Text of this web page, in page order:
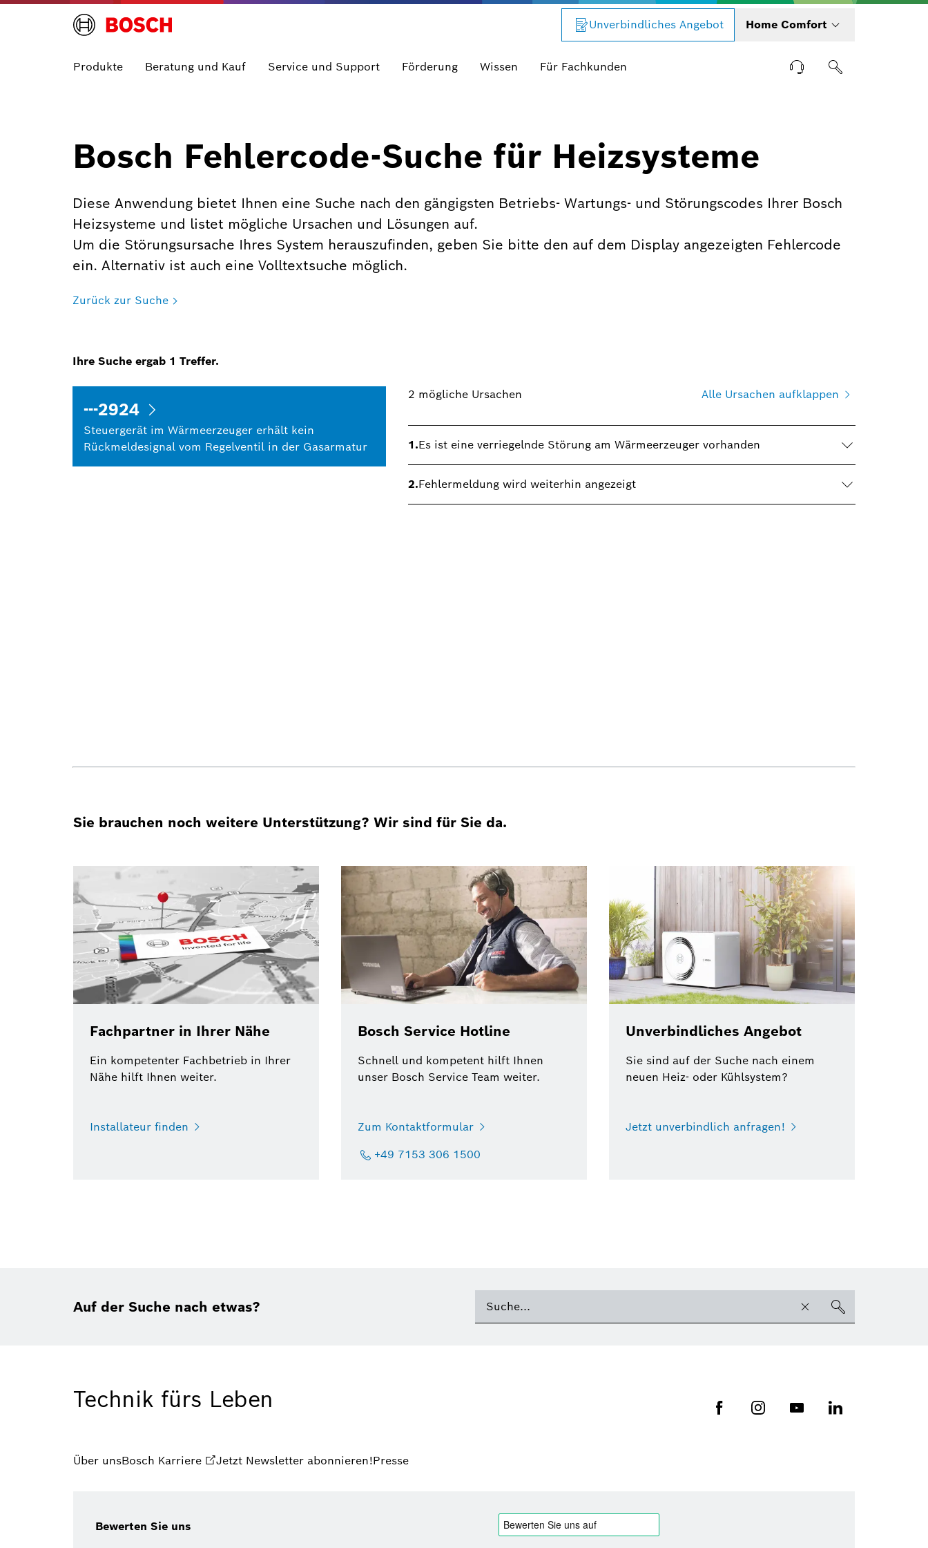
Unverbindliches Angebot Home Comfort
Produkte Beratung und Kauf Service und Support Förderung Wissen Für Fachkunden
Bosch Fehlercode-Suche für Heizsysteme
Diese Anwendung bietet Ihnen eine Suche nach den gängigsten Betriebs- Wartungs- und Störungscodes Ihrer Bosch
Heizsysteme und listet mögliche Ursachen und Lösungen auf.
Um die Störungsursache Ihres System herauszufinden, geben Sie bitte den auf dem Display angezeigten Fehlercode
ein. Alternativ ist auch eine Volltextsuche möglich.
Zurück zur Suche
Ihre Suche ergab 1 Treffer.
---2924
Steuergerät im Wärmeerzeuger erhält kein
Rückmeldesignal vom Regelventil in der Gasarmatur
2 mögliche Ursachen Alle Ursachen aufklappen
1.Es ist eine verriegelnde Störung am Wärmeerzeuger vorhanden
2.Fehlermeldung wird weiterhin angezeigt
Sie brauchen noch weitere Unterstützung? Wir sind für Sie da.
Fachpartner in Ihrer Nähe
Ein kompetenter Fachbetrieb in Ihrer
Nähe hilft Ihnen weiter.
Installateur finden
Bosch Service Hotline
Schnell und kompetent hilft Ihnen
unser Bosch Service Team weiter.
Zum Kontaktformular
+49 7153 306 1500
Unverbindliches Angebot
Sie sind auf der Suche nach einem
neuen Heiz- oder Kühlsystem?
Jetzt unverbindlich anfragen!
Auf der Suche nach etwas?
Technik fürs Leben
Über unsBosch Karriere Jetzt Newsletter abonnieren!Presse
Bewerten Sie uns